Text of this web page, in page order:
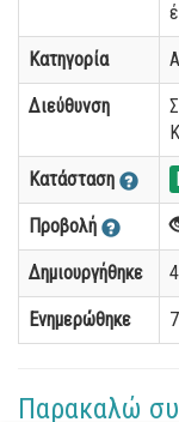
Κατηγορία
Διεύθυνση
Κατάσταση
Προβολή
Δημιουργήθηκε
Ενημερώθηκε
Παρακαλώ